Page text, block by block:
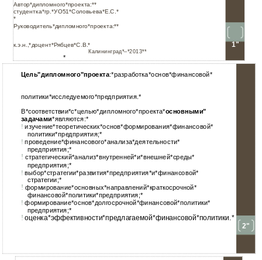
Автор*дипломного*проекта:**
студентка*гр.*УO51*Соловьева*Е.С.*
*
Руководитель*дипломного*проекта:**
к.э.н.,*доцент*Рябцев*С.В.* 1"
Калининград*–*2013**
*
Цель"дипломного"проекта:*разработка*основ*финансовой*
политики*исследуемого*предприятия.*
В*соответствии*с*целью*дипломного*проекта*основными"
задачами*являются:*
! изучение*теоретических*основ*формирования*финансовой*
политики*предприятия;*
! проведение*финансового*анализа*деятельности*
предприятия;*
! стратегический*анализ*внутренней*и*внешней*среды*
предприятия;*
! выбор*стратегии*развития*предприятия*и*финансовой*
стратегии;*
! формирование*основных*направлений*краткосрочной*
финансовой*политики*предприятия;*
! формирование*основ*долгосрочной*финансовой*политики*
предприятия;*
! оценка*эффективности*предлагаемой*финансовой*политики.*
2"